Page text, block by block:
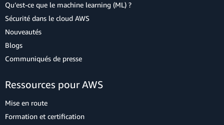
Qu’est-ce que le machine learning (ML) ?
Sécurité dans le cloud AWS
Nouveautés
Blogs
Communiqués de presse
Ressources pour AWS
Mise en route
Formation et certification